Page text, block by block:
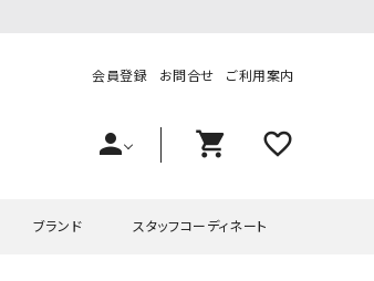
会員登録 お問合せ ご利用案内
person shopping_cart favorite_outline
ブランド スタッフコーディネート